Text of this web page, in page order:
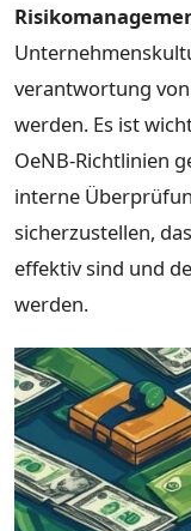
verantwortung
werden. Es ist
OeNB-Richtlinien
interne
sicherzustellen,
effektiv sind und
werden.